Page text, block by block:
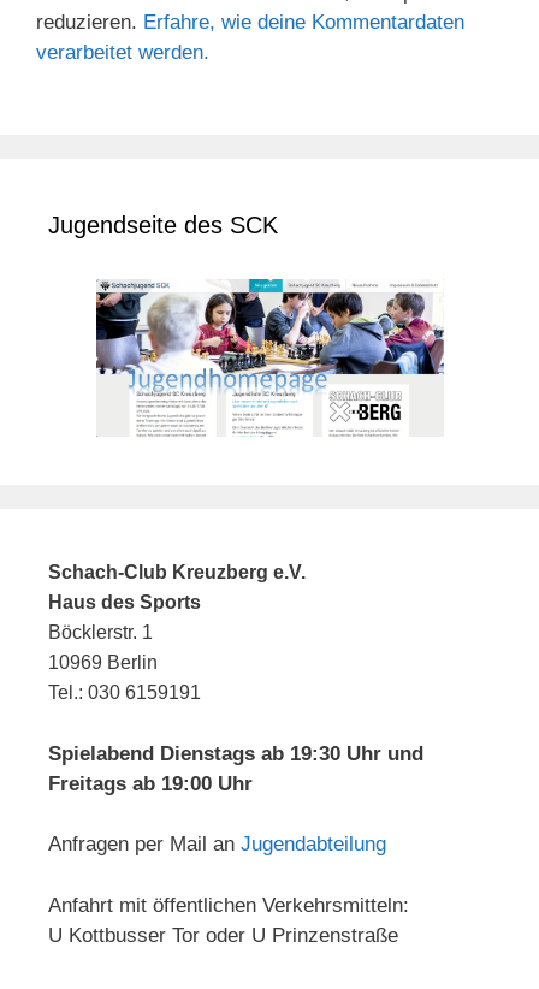
reduzieren. Erfahre, wie deine Kommentardaten
verarbeitet werden.
Jugendseite des SCK
Schach-Club Kreuzberg e.V.
Haus des Sports
Böcklerstr. 1
10969 Berlin
Tel.: 030 6159191
Spielabend Dienstags ab 19:30 Uhr und
Freitags ab 19:00 Uhr
Anfragen per Mail an Jugendabteilung
Anfahrt mit öffentlichen Verkehrsmitteln:
U Kottbusser Tor oder U Prinzenstraße